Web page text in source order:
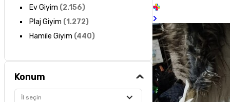
Ev Giyim (2.156)
Plaj Giyim (1.272)
Hamile Giyim (440)
Konum
İl seçin